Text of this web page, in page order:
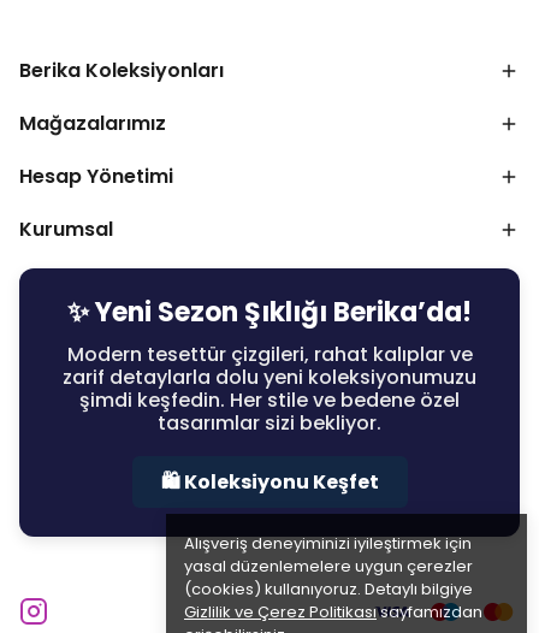
Alışveriş deneyiminizi iyileştirmek için
yasal düzenlemelere uygun çerezler
(cookies) kullanıyoruz. Detaylı bilgiye
Gizlilik ve Çerez Politikasısayfamızdan
Berika Koleksiyonları
Mağazalarımız
Hesap Yönetimi
Kurumsal
✨ Yeni Sezon Şıklığı Berika’da!
Modern tesettür çizgileri, rahat kalıplar ve
zarif detaylarla dolu yeni koleksiyonumuzu
şimdi keşfedin. Her stile ve bedene özel
tasarımlar sizi bekliyor.
🛍️ Koleksiyonu Keşfet